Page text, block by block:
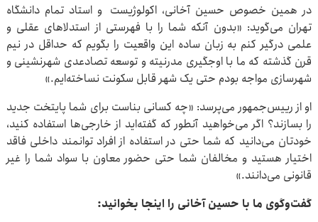
در همین خصوص حسین آخانی، اکولوژیست و استاد تمام دانشگاه
تهران می‌گوید: «بدون آنکه شما را با فهرستی از استدلاهای عقلی و
علمی درگیر کنم به زبان ساده این واقعیت را بگویم که حداقل در نیم
قرن گذشته که ما با اوجگیری مدرنیته و توسعه تصادعدی شهرنشینی و
شهرسازی مواجه بودم حتی یک شهر قابل سکونت نساخته‌ایم.»
او از رییس‌جمهور می‌پرسد: «چه کسانی بناست برای شما پایتخت جدید
را بسازند؟ اگر می‌خواهید آنطور که گفته‌اید از خارجی‌ها استفاده کنید،
خودتان می‌دانید که شما حتی در استفاده از افراد توانمند داخلی فاقد
اختیار هستید و مخالفان شما حتی حضور معاون با سواد شما را غیر
قانونی می‌دانند.»
گفت‌وگوی ما با حسین آخانی را اینجا بخوانید: